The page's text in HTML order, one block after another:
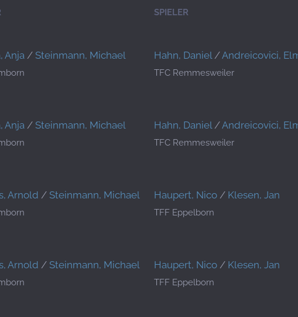
SPIELER
Anja/ Steinmann, Michael Hahn, Daniel/Andreicovici,
TFC Remmesweiler
Anja/ Steinmann, Michael Hahn, Daniel/Andreicovici,
TFC Remmesweiler
Arnold / Steinmann, Michael Haupert, Nico / Klesen, Jan
TFF Eppelborn
Arnold / Steinmann, Michael Haupert, Nico / Klesen, Jan
TFF Eppelborn